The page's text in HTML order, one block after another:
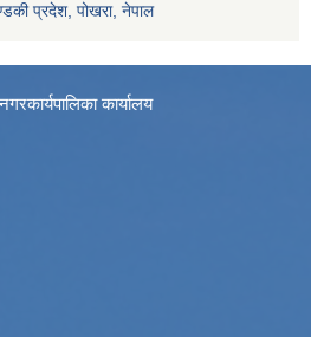
प्रदेश, पोखरा, नेपाल
कार्यालय